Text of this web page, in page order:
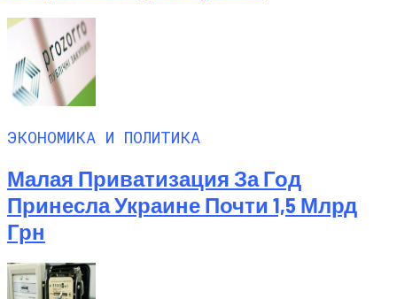
ЭКОНОМИКА И ПОЛИТИКА
Малая Приватизация За Год
Принесла Украине Почти 1,5 Млрд
Грн